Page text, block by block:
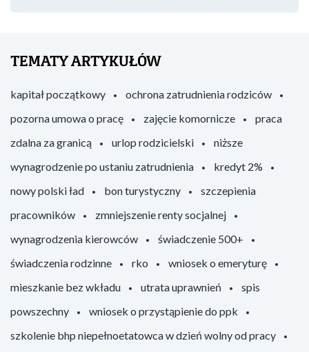
TEMATY ARTYKUŁÓW
kapitał początkowy
ochrona zatrudnienia rodziców
pozorna umowa o pracę
zajęcie komornicze
praca
zdalna za granicą
urlop rodzicielski
niższe
wynagrodzenie po ustaniu zatrudnienia
kredyt 2%
nowy polski ład
bon turystyczny
szczepienia
pracowników
zmniejszenie renty socjalnej
wynagrodzenia kierowców
świadczenie 500+
świadczenia rodzinne
rko
wniosek o emeryturę
mieszkanie bez wkładu
utrata uprawnień
spis
powszechny
wniosek o przystąpienie do ppk
szkolenie bhp niepełnoetatowca w dzień wolny od pracy